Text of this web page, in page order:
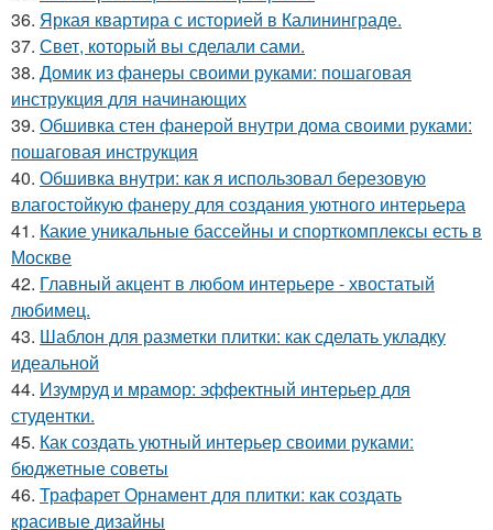
36. Яркая квартира с историей в Калининграде.
37. Свет, который вы сделали сами.
38. Домик из фанеры своими руками: пошаговая
инструкция для начинающих
39. Обшивка стен фанерой внутри дома своими руками:
пошаговая инструкция
40. Обшивка внутри: как я использовал березовую
влагостойкую фанеру для создания уютного интерьера
41. Какие уникальные бассейны и спорткомплексы есть в
Москве
42. Главный акцент в любом интерьере - хвостатый
любимец.
43. Шаблон для разметки плитки: как сделать укладку
идеальной
44. Изумруд и мрамор: эффектный интерьер для
студентки.
45. Как создать уютный интерьер своими руками:
бюджетные советы
46. Трафарет Орнамент для плитки: как создать
красивые дизайны